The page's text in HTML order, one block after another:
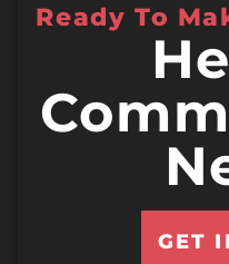
Ready To
GET